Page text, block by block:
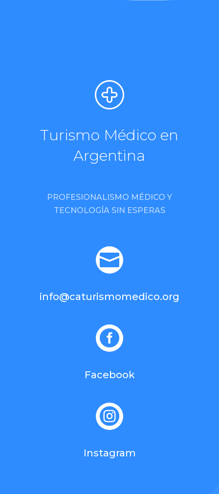
Turismo Médico en
Argentina
PROFESIONALISMO MÉDICO Y
TECNOLOGÍA SIN ESPERAS

info@caturismomedico.org

Facebook

Instagram